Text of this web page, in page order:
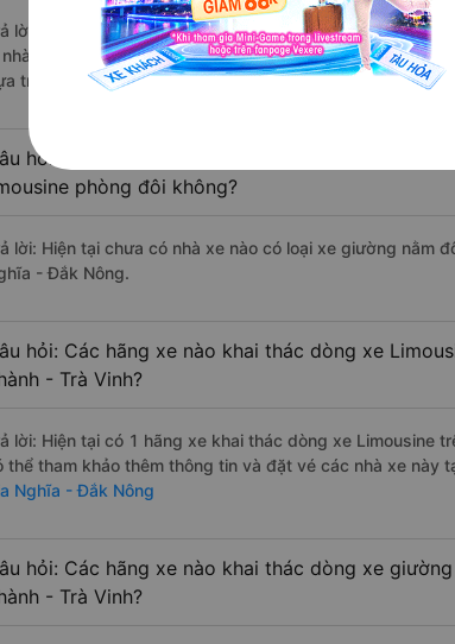
lời: Những hãng xe đi Châu Thành - Trà Vinh Gia
nhà xe Phương Hồng Linh đi Gia Nghĩa - Đắk Nông từ
trên 711 đánh giá của khách hàng).
hỏi: Có loại xe Châu Thành - Trà Vinh Gia
phòng đôi không?
lời: Hiện tại chưa có nhà xe nào có loại xe giường nằm
- Đắk Nông.
hỏi: Các hãng xe nào khai thác dòng xe
- Trà Vinh?
lời: Hiện tại có 1 hãng xe khai thác dòng xe Limousine
thể tham khảo thêm thông tin và đặt vé các nhà xe này
Nghĩa - Đắk Nông
hỏi: Các hãng xe nào khai thác dòng xe
- Trà Vinh?